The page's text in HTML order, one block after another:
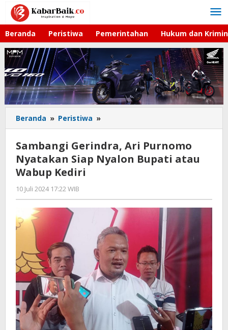
Lewati
konten
Beranda Peristiwa Pemerintahan Hukum dan
Beranda » Peristiwa »
Gerindra,
Ari
Purnomo
Nyatakan
Wabup
Kediri
Sambangi Gerindra, Ari Purnomo
Nyatakan Siap Nyalon Bupati atau
Wabup Kediri
10 Juli 2024 17:22 WIB
Andika
DP